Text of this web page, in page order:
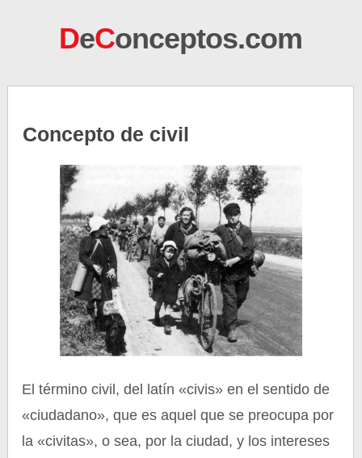
DeConceptos.com
Concepto de civil
El término civil, del latín «civis» en el sentido de
«ciudadano», que es aquel que se preocupa por
la «civitas», o sea, por la ciudad, y los intereses